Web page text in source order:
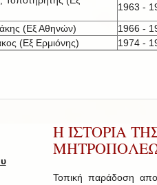
1963 -
(Εξ Αθηνών)
1966 -
(Εξ Ερμιόνης) 1974 -
Η ΙΣΤΟΡΙΑ
Τοπική παράδοση